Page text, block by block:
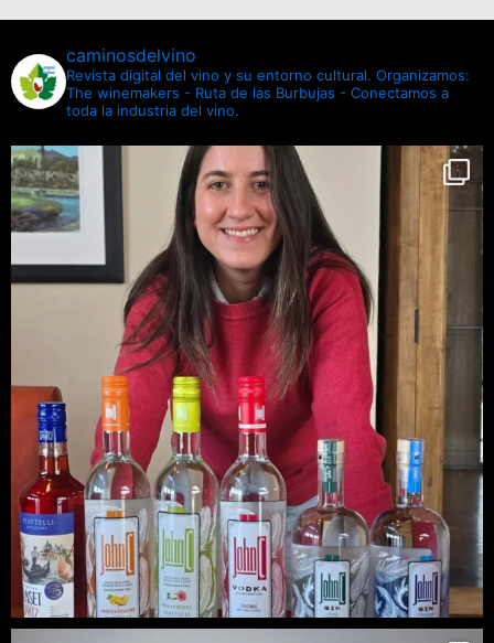
caminosdelvino
Revista digital del vino y su entorno cultural. Organizamos:
The winemakers - Ruta de las Burbujas - Conectamos a
toda la industria del vino.